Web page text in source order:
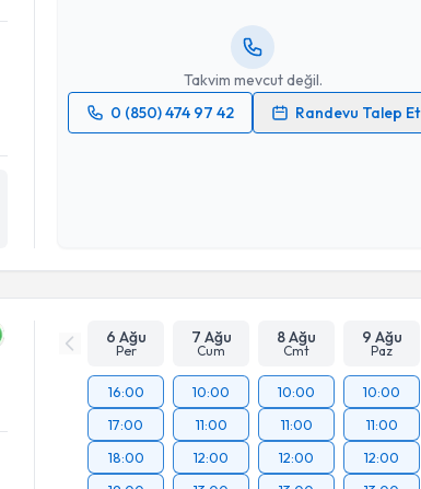
Takvim mevcut değil.
0 (850) 474 97 42
Randevu Talep Et
6 Ağu
Per
7 Ağu
Cum
8 Ağu
Cmt
9 Ağu
Paz
16:00
17:00
18:00
10:00
11:00
12:00
10:00
11:00
12:00
10:00
11:00
12:00